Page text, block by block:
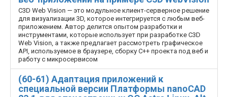
C3D Web Vision — это модульное клиент-серверное решение
для визуализации 3D, которое интегрируется с любым веб­
приложением. Автор делится опытом разработки и
инструментами, которые использует при разработке C3D
Web Vision, а также предлагает рассмотреть графическое
API, используемое в браузере, сборку C++ проекта под веб и
работу с микросервисом
(60-61) Адаптация приложений к
специальной версии Платформы nanoCAD